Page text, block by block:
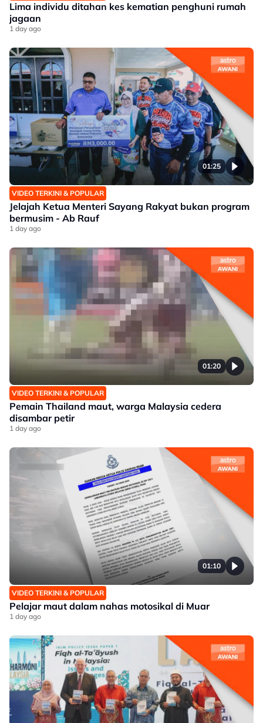
Lima individu ditahan kes kematian penghuni rumah
jagaan
1 day ago
01:25
VIDEO TERKINI & POPULAR
Jelajah Ketua Menteri Sayang Rakyat bukan program
bermusim - Ab Rauf
1 day ago
01:20
VIDEO TERKINI & POPULAR
Pemain Thailand maut, warga Malaysia cedera
disambar petir
1 day ago
01:10
VIDEO TERKINI & POPULAR
Pelajar maut dalam nahas motosikal di Muar
1 day ago